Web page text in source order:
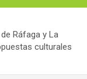
Ráfaga y La
culturales